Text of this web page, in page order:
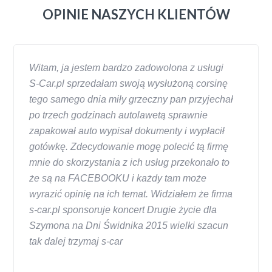
OPINIE NASZYCH KLIENTÓW
Witam, ja jestem bardzo zadowolona z usługi
S-Car.pl sprzedałam swoją wysłużoną corsinę
tego samego dnia miły grzeczny pan przyjechał
po trzech godzinach autolawetą sprawnie
zapakował auto wypisał dokumenty i wypłacił
gotówkę. Zdecydowanie mogę polecić tą firmę
mnie do skorzystania z ich usług przekonało to
że są na FACEBOOKU i każdy tam może
wyrazić opinię na ich temat. Widziałem że firma
s-car.pl sponsoruje koncert Drugie życie dla
Szymona na Dni Świdnika 2015 wielki szacun
tak dalej trzymaj s-car